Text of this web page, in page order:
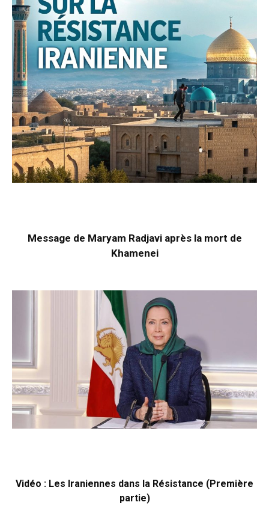
Message de Maryam Radjavi après la mort de
Khamenei
Vidéo : Les Iraniennes dans la Résistance (Première
partie)